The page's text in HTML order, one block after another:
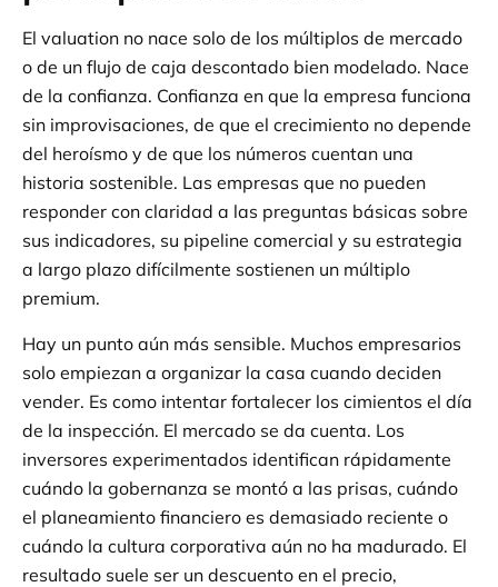
El valuation no nace solo de los múltiplos de mercado
o de un flujo de caja descontado bien modelado. Nace
de la confianza. Confianza en que la empresa funciona
sin improvisaciones, de que el crecimiento no depende
del heroísmo y de que los números cuentan una
historia sostenible. Las empresas que no pueden
responder con claridad a las preguntas básicas sobre
sus indicadores, su pipeline comercial y su estrategia
a largo plazo difícilmente sostienen un múltiplo
premium.
Hay un punto aún más sensible. Muchos empresarios
solo empiezan a organizar la casa cuando deciden
vender. Es como intentar fortalecer los cimientos el día
de la inspección. El mercado se da cuenta. Los
inversores experimentados identifican rápidamente
cuándo la gobernanza se montó a las prisas, cuándo
el planeamiento financiero es demasiado reciente o
cuándo la cultura corporativa aún no ha madurado. El
resultado suele ser un descuento en el precio,